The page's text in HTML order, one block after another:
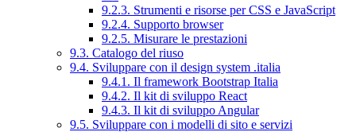
9.2.3. Strumenti e risorse per CSS e JavaScript
9.2.4. Supporto browser
9.2.5. Misurare le prestazioni
9.3. Catalogo del riuso
9.4. Sviluppare con il design system .italia
9.4.1. Il framework Bootstrap Italia
9.4.2. Il kit di sviluppo React
9.4.3. Il kit di sviluppo Angular
9.5. Sviluppare con i modelli di sito e servizi